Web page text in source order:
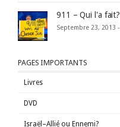
911 – Qui l'a fait?
Septembre 23, 2013 -
PAGES IMPORTANTS
Livres
DVD
Israël–Allié ou Ennemi?